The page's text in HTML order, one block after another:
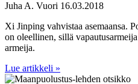
Juha A. Vuori 16.03.2018
Xi Jinping vahvistaa asemaansa.
on oleellinen, sillä
armeija.
Lue artikkeli »